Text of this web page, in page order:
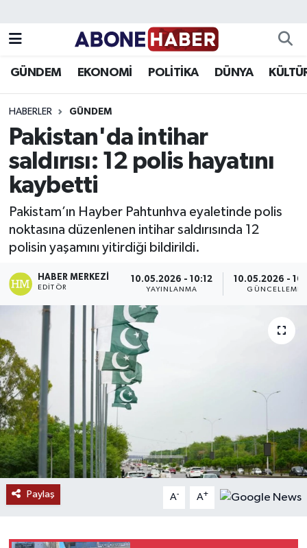
GÜNDEM EKONOMİ POLİTİKA DÜNYA
HABERLER GÜNDEM
Pakistan'da intihar
saldırısı: 12 polis hayatını
kaybetti
Pakistam’ın Hayber Pahtunhva eyaletinde polis
noktasına düzenlenen intihar saldırısında 12
polisin yaşamını yitirdiği bildirildi.
HABER MERKEZI
EDITÖR
10.05.2026 - 10:12
YAYINLANMA
10.05.2026 -
GÜNCELLEME
Paylaş A- A+
Asayiş
Bilim ve Teknoloji
Çevre
Ekonomi
Genel
Gündem
Haberde İnsan
Kültür Sanat
Magazin
Politika
Süper Lig Puan Durumu ve Fikstür
Tüm Manşetler
Son Dakika Haberleri